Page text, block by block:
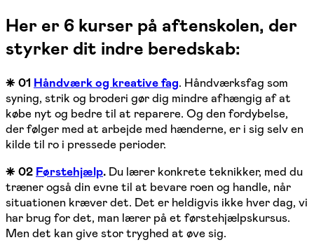
Her er 6 kurser på aftenskolen, der
styrker dit indre beredskab:
⁕ 01 Håndværk og kreative fag. Håndværksfag som
syning, strik og broderi gør dig mindre afhængig af at
købe nyt og bedre til at reparere. Og den fordybelse,
der følger med at arbejde med hænderne, er i sig selv en
kilde til ro i pressede perioder.
⁕ 02 Førstehjælp. Du lærer konkrete teknikker, med du
træner også din evne til at bevare roen og handle, når
situationen kræver det. Det er heldigvis ikke hver dag, vi
har brug for det, man lærer på et førstehjælpskursus.
Men det kan give stor tryghed at øve sig.